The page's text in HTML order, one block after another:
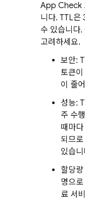
App Check
니다. TTL은
수 있습니다
고려하세요.
보안:
토큰
이 줄
성능:
주 수
때마
되므
있습니
할당
명으
료 서